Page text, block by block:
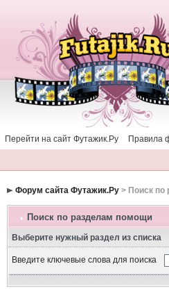
Перейти на сайт Футажик.Ру Правила
Форум сайта Футажик.Ру> Поиск по
Поиск по разделам помощи
Выберите нужный раздел из списка
Введите ключевые слова для поиска